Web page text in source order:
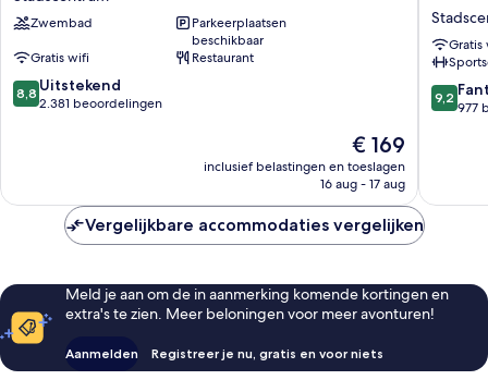
Stadscentrum
Zwembad
Parkeerplaatsen
beschikbaar
Gratis wifi
Restaurant
8.8
van
8,8 Uitstekend
2.381 beoordelingen
De
prijs
is
€ 169
inclusief belastingen en toeslagen
16 aug - 17 aug
Lifestyle
Hotels
Gratis
9.2
van
9,2
977
Vergelijkbare accommodaties vergelijken
Meld je aan om de in aanmerking komende kortingen en
extra's te zien. Meer beloningen voor meer avonturen!
Aanmelden Registreer je nu, gratis en voor niets